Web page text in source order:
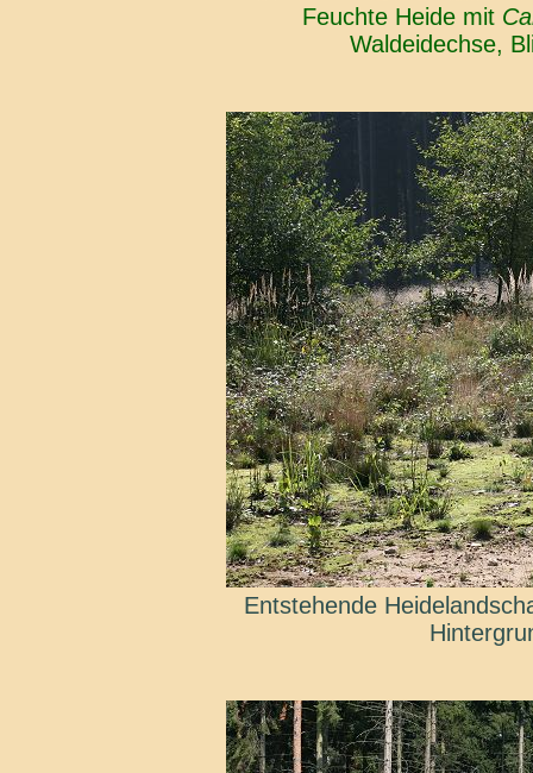
Feuchte Heide mit
Waldeidechse,
Entstehende